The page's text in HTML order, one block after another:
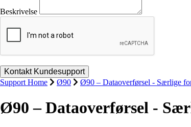
Beskrivelse
Support Home Ø90 Ø90 – Dataoverførsel - Særlige
Ø90 – Dataoverførsel -